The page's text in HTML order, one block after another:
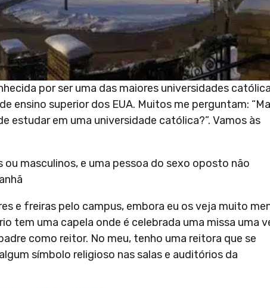
por ser uma das maiores universidades
ensino superior dos EUA. Muitos me perguntam:
estudar em uma universidade católica?”. Vamos às
masculinos, e uma pessoa do sexo oposto não
e freiras pelo campus, embora eu os veja muito
tem uma capela onde é celebrada uma missa uma
como reitor. No meu, tenho uma reitora que se
símbolo religioso nas salas e auditórios da